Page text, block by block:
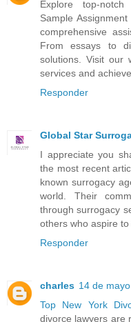
Explore top-
Sample
comprehensive
From essays to
solutions. Visit our
services and
Responder
Global Star
I appreciate you
the most recent
known surrogacy
world. Their
through surrogacy
others who aspire
Responder
charles 14 de
Top New York
divorce lawyers are